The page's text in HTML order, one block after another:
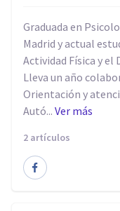
Graduada en
Madrid y actual
Actividad Física y el
Lleva un año
Orientación y
Autó... Ver más
2 artículos